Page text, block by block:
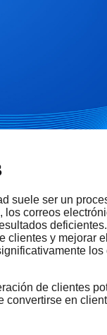
suele ser un
correos
clientes y mejorar
los
de clientes
convertirse en